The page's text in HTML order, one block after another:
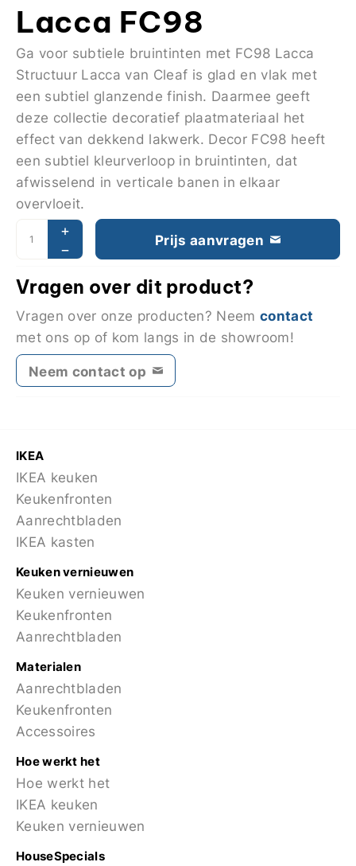
Lacca FC98
Ga voor subtiele bruintinten met FC98 Lacca
Structuur Lacca van Cleaf is glad en vlak met
een subtiel glanzende finish. Daarmee geeft
deze collectie decoratief plaatmateriaal het
effect van dekkend lakwerk. Decor FC98 heeft
een subtiel kleurverloop in bruintinten, dat
afwisselend in verticale banen in elkaar
overvloeit.
Prijs aanvragen
Vragen over dit product?
Vragen over onze producten? Neem contact
met ons op of kom langs in de showroom!
Neem contact op
IKEA
IKEA keuken
Keukenfronten
Aanrechtbladen
IKEA kasten
Keuken vernieuwen
Keuken vernieuwen
Keukenfronten
Aanrechtbladen
Materialen
Aanrechtbladen
Keukenfronten
Accessoires
Hoe werkt het
Hoe werkt het
IKEA keuken
Keuken vernieuwen
HouseSpecials